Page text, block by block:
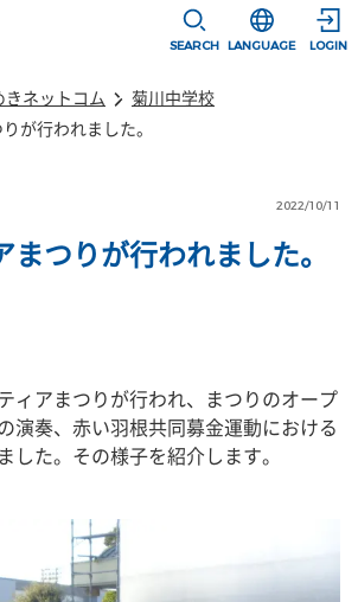
SEARCH
選択すると言
LANGUAGE LOGIN
きネットコム
菊川中学校
が行われました。
2022/10/11
つりが行われました。
ィアまつりが行われ、まつりのオープ
演奏、赤い羽根共同募金運動における
した。その様子を紹介します。